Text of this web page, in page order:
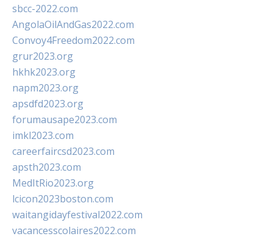
sbcc-2022.com
AngolaOilAndGas2022.com
Convoy4Freedom2022.com
grur2023.org
hkhk2023.org
napm2023.org
apsdfd2023.org
forumausape2023.com
imkl2023.com
careerfaircsd2023.com
apsth2023.com
MedItRio2023.org
lcicon2023boston.com
waitangidayfestival2022.com
vacancesscolaires2022.com